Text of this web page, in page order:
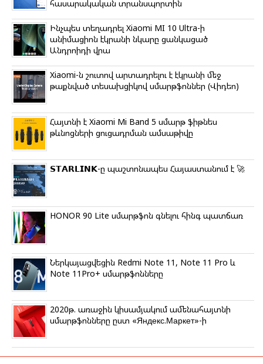
n
i
k
i
հասարակական տրանսպորտին
Ինչպես տեղադրել Xiaomi MI 10 Ultra-ի
անիմացիոն էկրանի նկարը ցանկացած
Անդրոիդի վրա
Xiaomi-ն շուտով արտադրելու է էկրանի մեջ
թաքնված տեսախցիկով սմարթֆոններ (Վիդեո)
Հայտնի է Xiaomi Mi Band 5 սմարթ ֆիթնես
թևնոցների ցուցադրման ամսաթիվը
𝗦𝗧𝗔𝗥𝗟𝗜𝗡𝗞-ը պաշտոնապես Հայաստանում է 🚀
HONOR 90 Lite սմարթֆոն գնելու հինգ պատճառ
Ներկայացվեցին Redmi Note 11, Note 11 Pro և
Note 11Pro+ սմարթֆոնները
2020թ. առաջին կիսամյակում ամենահայտնի
սմարթֆոնները ըստ «Яндекс.Маркет»-ի